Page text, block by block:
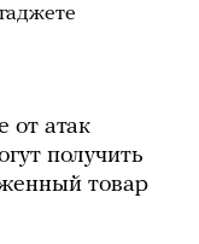
от атак
получить
товар